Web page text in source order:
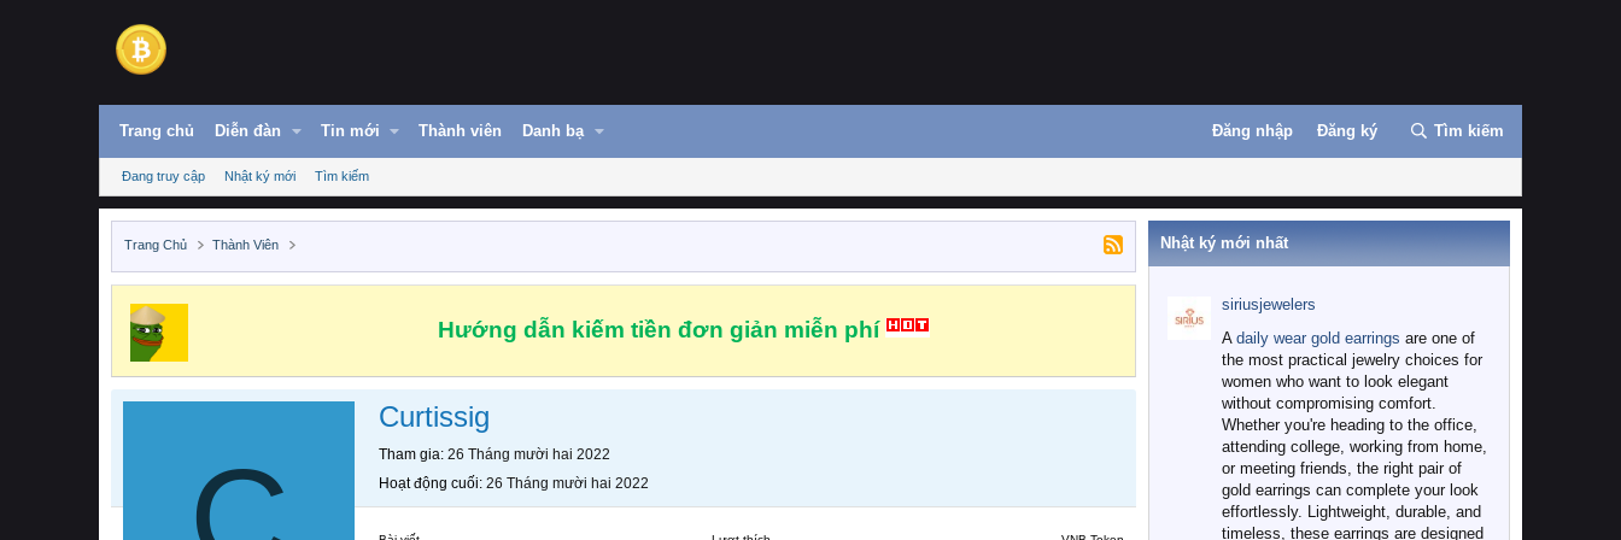
Trang chủ Diễn đàn Tin mới Thành viên Danh bạ Đăng nhập Đăng ký Tìm kiếm
Đang truy cập Nhật ký mới Tìm kiếm
Trang Chủ Thành Viên
Hướng dẫn kiếm tiền đơn giản miễn phí
Curtissig
Tham gia 26 Tháng mười hai 2022
Hoạt động cuối 26 Tháng mười hai 2022
Nhật ký mới nhất
siriusjewelers
A daily wear gold earrings are one of
the most practical jewelry choices for
women who want to look elegant
without compromising comfort.
Whether you're heading to the office,
attending college, working from home,
or meeting friends, the right pair of
gold earrings can complete your look
effortlessly. Lightweight, durable, and
timeless, these earrings are designed